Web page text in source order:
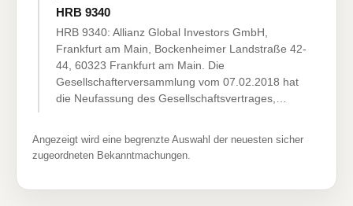
HRB 9340
HRB 9340: Allianz Global Investors GmbH,
Frankfurt am Main, Bockenheimer Landstraße 42-
44, 60323 Frankfurt am Main. Die
Gesellschafterversammlung vom 07.02.2018 hat
die Neufassung des Gesellschaftsvertrages,…
Angezeigt wird eine begrenzte Auswahl der neuesten sicher
zugeordneten Bekanntmachungen.